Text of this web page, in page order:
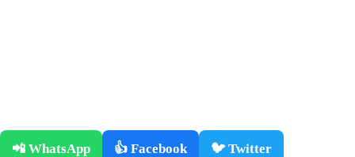
📲 WhatsApp 👍 Facebook 🐦 Twitter